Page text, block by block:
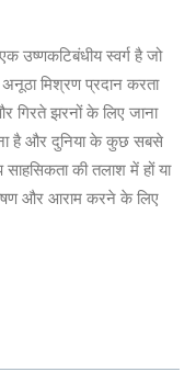
उष्णकटिबंधीय स्वर्ग है जो
मिश्रण प्रदान करता
गिरते झरनों के लिए जाना
है और दुनिया के कुछ सबसे
की तलाश में हों या
और आराम करने के लिए